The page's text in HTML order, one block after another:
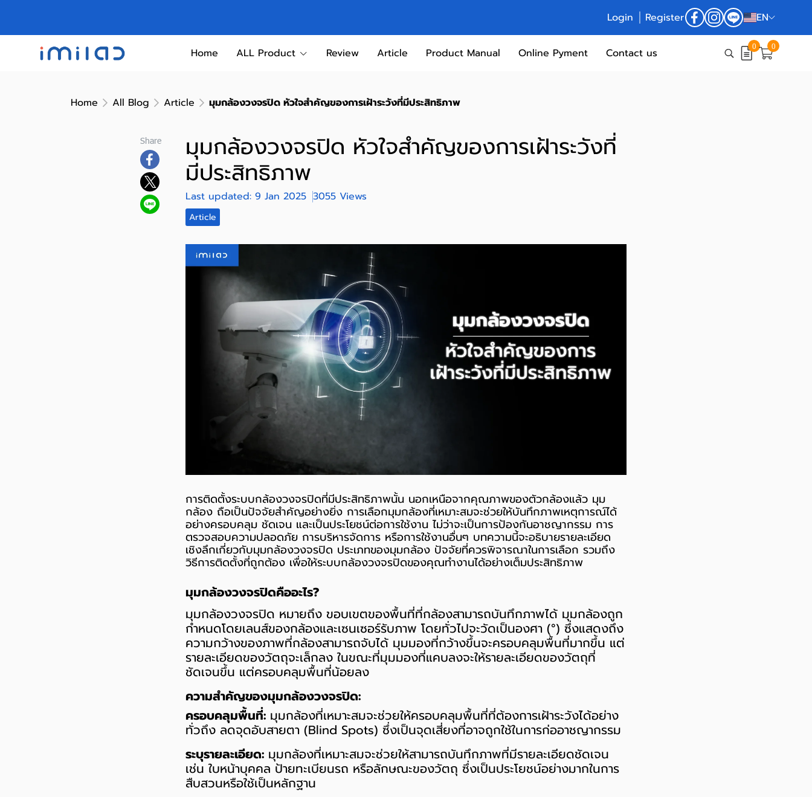
Login Register EN
Home ALL Product Review Article Product Manual Online Pyment Contact us 0 0
Home All Blog Article มุมกล้องวงจรปิด หัวใจสำคัญของการเฝ้าระวังที่มีประสิทธิภาพ
Share มุมกล้องวงจรปิด หัวใจสำคัญของการเฝ้าระวังที่
มีประสิทธิภาพ
Last updated: 9 Jan 2025 3055 Views
Article
การติดตั้งระบบกล้องวงจรปิดที่มีประสิทธิภาพนั้น นอกเหนือจากคุณภาพของตัวกล้องแล้ว มุม
กล้อง ถือเป็นปัจจัยสำคัญอย่างยิ่ง การเลือกมุมกล้องที่เหมาะสมจะช่วยให้บันทึกภาพเหตุการณ์ได้
อย่างครอบคลุม ชัดเจน และเป็นประโยชน์ต่อการใช้งาน ไม่ว่าจะเป็นการป้องกันอาชญากรรม การ
ตรวจสอบความปลอดภัย การบริหารจัดการ หรือการใช้งานอื่นๆ บทความนี้จะอธิบายรายละเอียด
เชิงลึกเกี่ยวกับมุมกล้องวงจรปิด ประเภทของมุมกล้อง ปัจจัยที่ควรพิจารณาในการเลือก รวมถึง
วิธีการติดตั้งที่ถูกต้อง เพื่อให้ระบบกล้องวงจรปิดของคุณทำงานได้อย่างเต็มประสิทธิภาพ
มุมกล้องวงจรปิดคืออะไร?
มุมกล้องวงจรปิด หมายถึง ขอบเขตของพื้นที่ที่กล้องสามารถบันทึกภาพได้ มุมกล้องถูก
กำหนดโดยเลนส์ของกล้องและเซนเซอร์รับภาพ โดยทั่วไปจะวัดเป็นองศา (°) ซึ่งแสดงถึง
ความกว้างของภาพที่กล้องสามารถจับได้ มุมมองที่กว้างขึ้นจะครอบคลุมพื้นที่มากขึ้น แต่
รายละเอียดของวัตถุจะเล็กลง ในขณะที่มุมมองที่แคบลงจะให้รายละเอียดของวัตถุที่
ชัดเจนขึ้น แต่ครอบคลุมพื้นที่น้อยลง
ความสำคัญของมุมกล้องวงจรปิด:
ครอบคลุมพื้นที่: มุมกล้องที่เหมาะสมจะช่วยให้ครอบคลุมพื้นที่ที่ต้องการเฝ้าระวังได้อย่าง
ทั่วถึง ลดจุดอับสายตา (Blind Spots) ซึ่งเป็นจุดเสี่ยงที่อาจถูกใช้ในการก่ออาชญากรรม
ระบุรายละเอียด: มุมกล้องที่เหมาะสมจะช่วยให้สามารถบันทึกภาพที่มีรายละเอียดชัดเจน
เช่น ใบหน้าบุคคล ป้ายทะเบียนรถ หรือลักษณะของวัตถุ ซึ่งเป็นประโยชน์อย่างมากในการ
สืบสวนหรือใช้เป็นหลักฐาน